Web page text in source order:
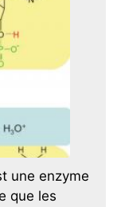
une enzyme
que les